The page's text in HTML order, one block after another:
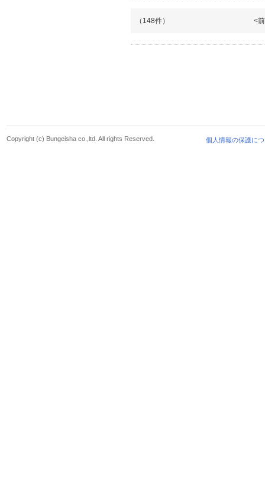
（148件） <
個人情報の保護に
Copyright (c) Bungeisha co.,ltd. All rights Reserved.